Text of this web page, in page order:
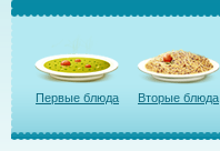
Первые блюда Вторые блюда